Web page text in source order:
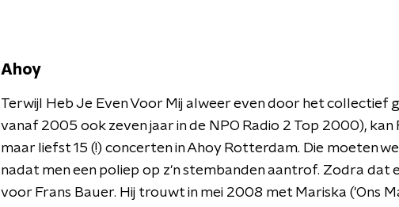
Ahoy
Terwijl Heb Je Even Voor Mij alweer even door het collectief
vanaf 2005 ook zeven jaar in de NPO Radio 2 Top 2000),
maar liefst 15 (!) concerten in Ahoy Rotterdam. Die moeten
nadat men een poliep op z'n stembanden aantrof. Zodra dat
voor Frans Bauer. Hij trouwt in mei 2008 met Mariska ('Ons